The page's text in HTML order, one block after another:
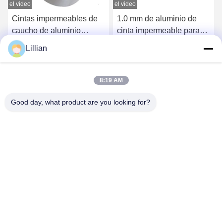
el video
Cintas impermeables de
caucho de aluminio
Cintas reforzadas de
papel de aluminio
Obtenga el mejor precio
el video
1.0 mm de aluminio de
cinta impermeable para
Lillian
8:19 AM
Good day, what product are you looking for?